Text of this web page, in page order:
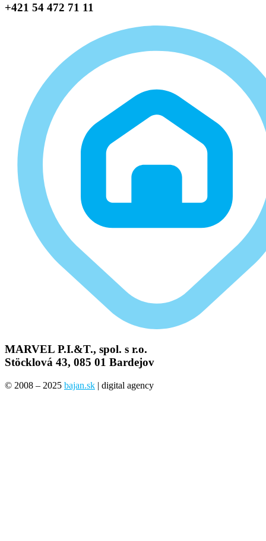
+421 54 472 71 11
MARVEL P.I.&T., spol. s r.o.
Stöcklová 43, 085 01 Bardejov
© 2008 – 2025 bajan.sk | digital agency